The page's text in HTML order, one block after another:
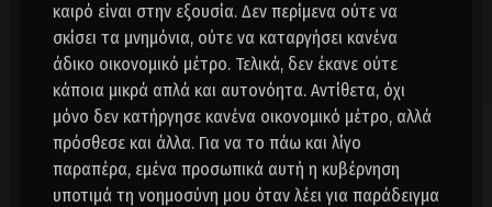
καιρό είναι στην εξουσία. Δεν περίμενα ούτε να
σκίσει τα μνημόνια, ούτε να καταργήσει κανένα
άδικο οικονομικό μέτρο. Τελικά, δεν έκανε ούτε
κάποια μικρά απλά και αυτονόητα. Αντίθετα, όχι
μόνο δεν κατήργησε κανένα οικονoμικό μέτρο, αλλά
πρόσθεσε και άλλα. Για να το πάω και λίγο
παραπέρα, εμένα προσωπικά αυτή η κυβέρνηση
υποτιμά τη νοημοσύνη μου όταν λέει για παράδειγμα